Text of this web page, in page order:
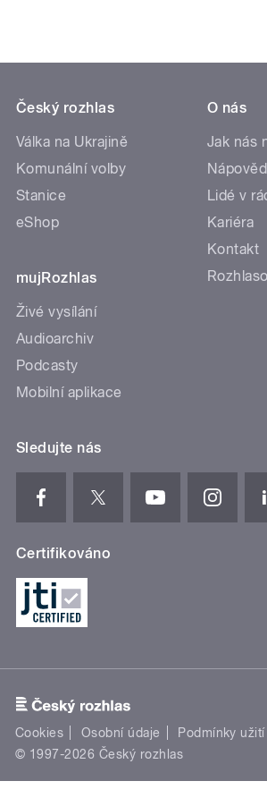
Český rozhlas
Válka na Ukrajině
Komunální volby
Stanice
eShop
mujRozhlas
Živé vysílání
Audioarchiv
Podcasty
Mobilní aplikace
O nás
Jak nás
Lidé v
Kariéra
Kontakt
Sledujte nás
Certifikováno
Cookies Osobní údaje Podmínky užití
© 1997-2026 Český rozhlas